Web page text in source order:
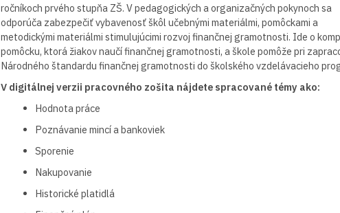
ročníkoch prvého stupňa ZŠ. V pedagogických a organizačných pokynoch sa
odporúča zabezpečiť vybavenosť škôl učebnými materiálmi, pomôckami a
metodickými materiálmi stimulujúcimi rozvoj finančnej gramotnosti. Ide o
pomôcku, ktorá žiakov naučí finančnej gramotnosti, a škole pomôže pri
Národného štandardu finančnej gramotnosti do školského vzdelávacieho
V digitálnej verzii pracovného zošita nájdete spracované témy ako:
Hodnota práce
Poznávanie mincí a bankoviek
Sporenie
Nakupovanie
Historické platidlá